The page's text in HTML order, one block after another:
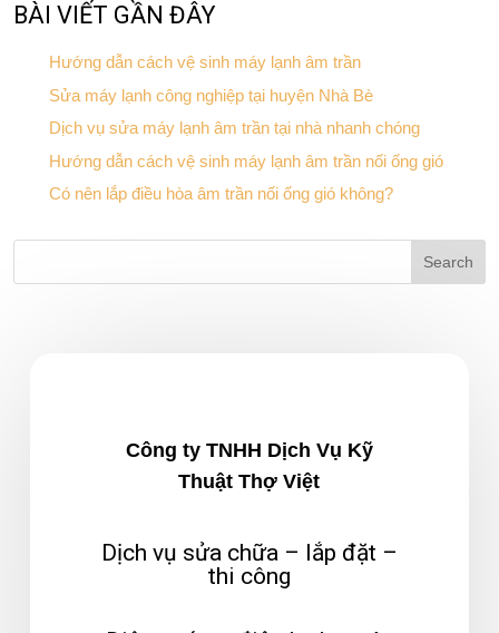
BÀI VIẾT GẦN ĐÂY
Hướng dẫn cách vệ sinh máy lạnh âm trần
Sửa máy lạnh công nghiệp tại huyện Nhà Bè
Dịch vụ sửa máy lạnh âm trần tại nhà nhanh chóng
Hướng dẫn cách vệ sinh máy lạnh âm trần nối ống gió
Có nên lắp điều hòa âm trần nối ống gió không?
Công ty TNHH Dịch Vụ Kỹ
Thuật Thợ Việt
Dịch vụ sửa chữa – lắp đặt –
thi công